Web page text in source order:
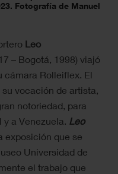
Fotografía de Manuel
Leo
– Bogotá, 1998) viajó
cámara Rolleiflex. El
vocación de artista,
notoriedad, para
y a Venezuela. Leo
exposición que se
Universidad de
el trabajo que